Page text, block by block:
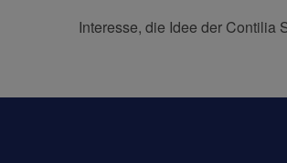
Interesse, die Idee der Contilia